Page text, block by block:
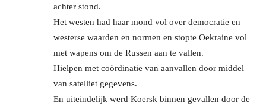
achter stond.
Het westen had haar mond vol over democratie en
westerse waarden en normen en stopte Oekraine vol
met wapens om de Russen aan te vallen.
Hielpen met coördinatie van aanvallen door middel
van satelliet gegevens.
En uiteindelijk werd Koersk binnen gevallen door de